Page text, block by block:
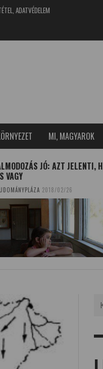
ADATVÉDELEM
MI, MAGYAROK
JÓ: AZT JELENTI,
VAGY
2018/02/26